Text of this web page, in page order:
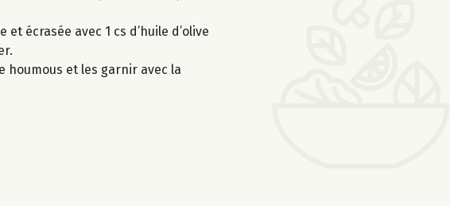
écrasée avec 1 cs d’huile d’olive
et les garnir avec la